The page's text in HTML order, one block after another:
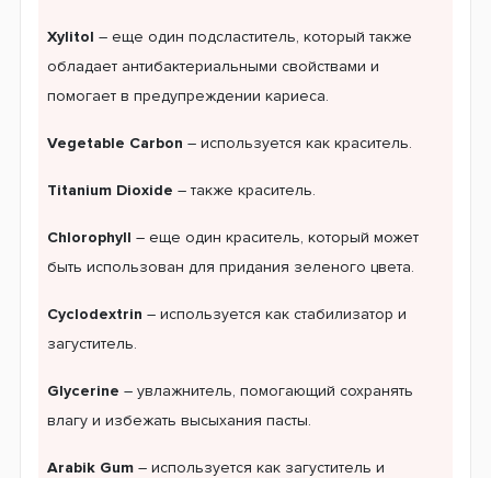
Xylitol – еще один подсластитель, который также
обладает антибактериальными свойствами и
помогает в предупреждении кариеса.
Vegetable Carbon – используется как краситель.
Titanium Dioxide – также краситель.
Chlorophyll – еще один краситель, который может
быть использован для придания зеленого цвета.
Cyclodextrin – используется как стабилизатор и
загуститель.
Glycerine – увлажнитель, помогающий сохранять
влагу и избежать высыхания пасты.
Arabik Gum – используется как загуститель и